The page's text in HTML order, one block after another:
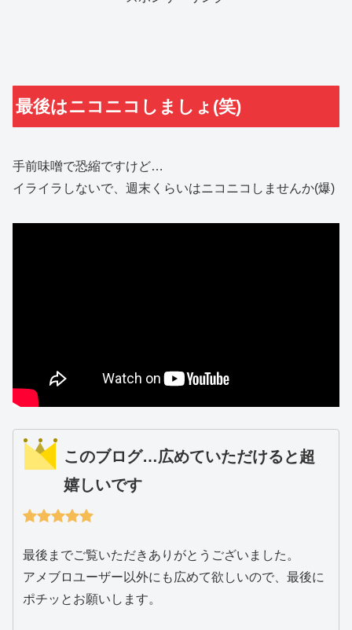
最後はニコニコしましょ(笑)
手前味噌で恐縮ですけど…
イライラしないで、週末くらいはニコニコしませんか(爆)
このブログ…広めていただけると超
嬉しいです
最後までご覧いただきありがとうございました。
アメブロユーザー以外にも広めて欲しいので、最後に
ポチッとお願いします。